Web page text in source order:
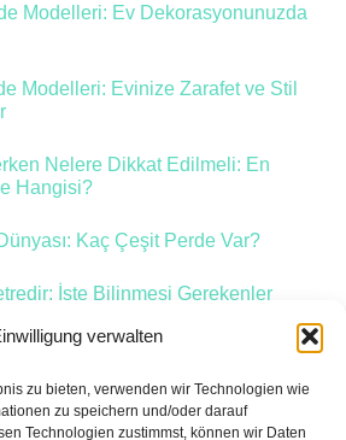
verwalten
zu bieten, verwenden wir Technologien wie
zu speichern und/oder darauf
Technologien zustimmst, können wir Daten
Modelleri: Ev Dekorasyonunuzda
Modelleri: Evinize Zarafet ve Stil
Nelere Dikkat Edilmeli: En
Hangisi?
Kaç Çeşit Perde Var?
İşte Bilinmesi Gerekenler
Zurück 1 2 3